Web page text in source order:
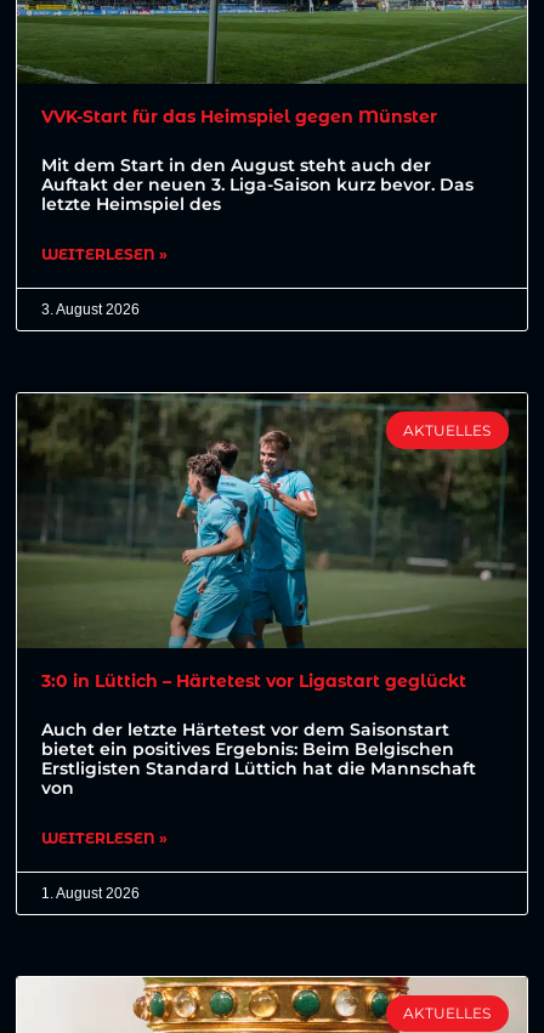
VVK-Start für das Heimspiel gegen Münster
Mit dem Start in den August steht auch der
Auftakt der neuen 3. Liga-Saison kurz bevor. Das
letzte Heimspiel des
WEITERLESEN »
3. August 2026
AKTUELLES
3:0 in Lüttich – Härtetest vor Ligastart geglückt
Auch der letzte Härtetest vor dem Saisonstart
bietet ein positives Ergebnis: Beim Belgischen
Erstligisten Standard Lüttich hat die Mannschaft
von
WEITERLESEN »
1. August 2026
AKTUELLES